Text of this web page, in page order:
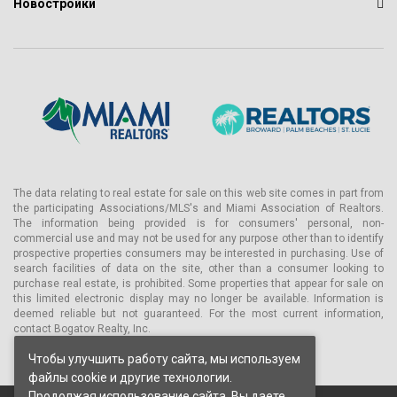
- Рынок деликатесов, рестораны и бары на территории
- Современное оборудование для лечебных и спа-процедур
- Здоровая еда и напитки
- Студия йоги и пилатеса
- Лаунж для упражнений и растяжки
- Современный коворкинг центр с конференц-залами,
кабинетами, кухней и интеграцией высоких технологий
- Услуги консьержа, парковщика и охраны
- Возможность самостоятельной парковки на территории
- Уборка и обслуживание квартир по запросу
Новостройки
The data relating to real estate for sale on this web site comes in part from
the participating Associations/MLS's and Miami Association of Realtors.
The information being provided is for consumers' personal, non-
commercial use and may not be used for any purpose other than to identify
prospective properties consumers may be interested in purchasing. Use of
search facilities of data on the site, other than a consumer looking to
purchase real estate, is prohibited. Some properties that appear for sale on
this limited electronic display may no longer be available. Information is
deemed reliable but not guaranteed. For the most current information,
contact Bogatov Realty, Inc.
Чтобы улучшить работу сайта, мы используем
файлы cookie и другие технологии.